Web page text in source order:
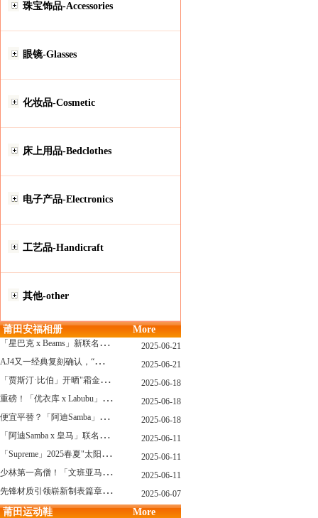
珠宝饰品-Accessories
眼镜-Glasses
化妆品-Cosmetic
床上用品-Bedclothes
电子产品-Electronics
工艺品-Handicraft
其他-other
莆田安福相册 More
「
星巴克 x Beams」新联名系列曝光，定档发售！ 2025-06-21
A
J4又一经典复刻确认，“黑猫”配色发售日公布了！ 2025-06-21
「
贾斯汀·比伯」开晒"霜金爱彼AP"皇家橡树，破产？不可能的... 2025-06-18
重
磅！「优衣库 x Labubu」联名2.0计划曝光，单品清单泄露！ 2025-06-18
便
宜平替？「阿迪Samba」特别款"珍珠蕾丝"曝光，确认发售！ 2025-06-18
「
阿迪Samba x 皇马」联名确认发售，附发售链接... 2025-06-11
「
Supreme」2025春夏"太阳镜"系列曝光，附发售指南！ 2025-06-11
少
林第一高僧！「文班亚马」剃光头，去河南少林寺修行了... 2025-06-11
先
锋材质引领崭新制表篇章 TAG Heuer泰格豪雅推出采用新型钛金属打造的摩纳哥系列双秒追针计时码表，全新定义先锋材质 2025-06-07
莆田运动鞋 More